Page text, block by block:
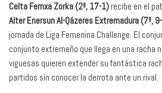
Celta Femxa Zorka (2º, 17-1) recibe en el
Alter Enersun Al-Qázeres Extremadura (7º,
jornada de Liga Femenina Challenge. El
conjunto extremeño que llega en una racha
viguesas quieren extender su fantástica
partidos sin conocer la derrota ante un rival.